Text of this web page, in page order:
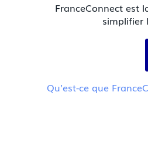
FranceConnect est
simplifier
Qu’est-ce que